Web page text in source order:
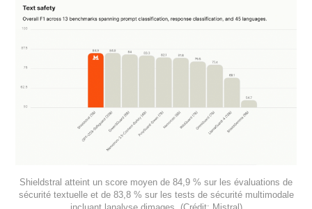
Shieldstral atteint un score moyen de 84,9 % sur les évaluations de
sécurité textuelle et de 83,8 % sur les tests de sécurité multimodale